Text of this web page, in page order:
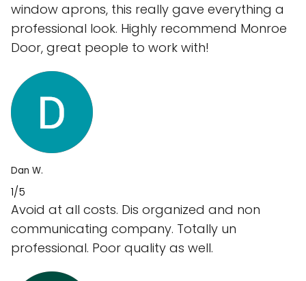
window aprons, this really gave everything a
professional look. Highly recommend Monroe
Door, great people to work with!
Dan W.
1/5
Avoid at all costs. Dis organized and non
communicating company. Totally un
professional. Poor quality as well.